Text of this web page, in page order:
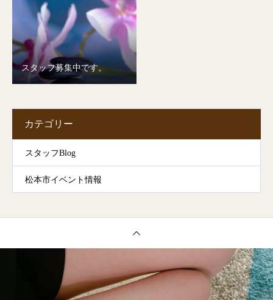
スタッフ募集中です。
カテゴリー
スタッフBlog
松本市イベント情報